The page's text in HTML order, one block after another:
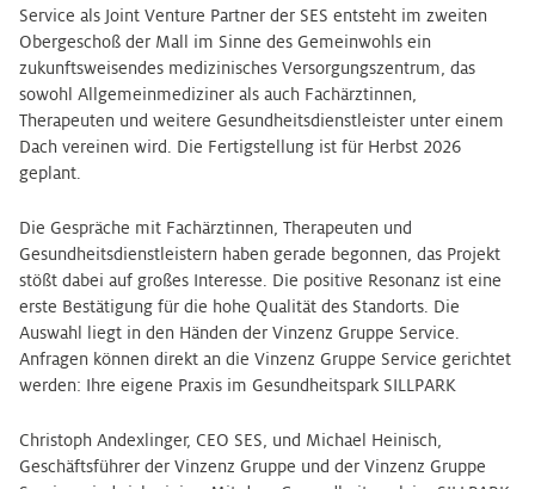
Service als Joint Venture Partner der SES entsteht im zweiten
Obergeschoß der Mall im Sinne des Gemeinwohls ein
zukunftsweisendes medizinisches Versorgungszentrum, das
sowohl Allgemeinmediziner als auch Fachärztinnen,
Therapeuten und weitere Gesundheitsdienstleister unter einem
Dach vereinen wird. Die Fertigstellung ist für Herbst 2026
geplant.
Die Gespräche mit Fachärztinnen, Therapeuten und
Gesundheitsdienstleistern haben gerade begonnen, das Projekt
stößt dabei auf großes Interesse. Die positive Resonanz ist eine
erste Bestätigung für die hohe Qualität des Standorts. Die
Auswahl liegt in den Händen der Vinzenz Gruppe Service.
Anfragen können direkt an die Vinzenz Gruppe Service gerichtet
werden: Ihre eigene Praxis im Gesundheitspark SILLPARK
Christoph Andexlinger, CEO SES, und Michael Heinisch,
Geschäftsführer der Vinzenz Gruppe und der Vinzenz Gruppe